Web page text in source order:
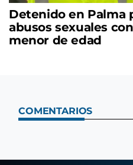
Detenido en Palma
abusos sexuales
menor de edad
COMENTARIOS